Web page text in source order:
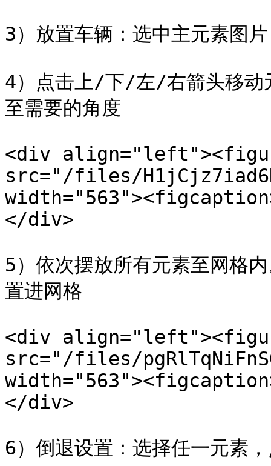
3）放置车辆：选中主元素图
4）点击上/下/左/右箭头移动
至需要的角度
<div
src="/files/
</div>
5）依次摆放所有元素至网格
置进网格
<div
src="/files/
</div>
6）倒退设置：选择任一元素